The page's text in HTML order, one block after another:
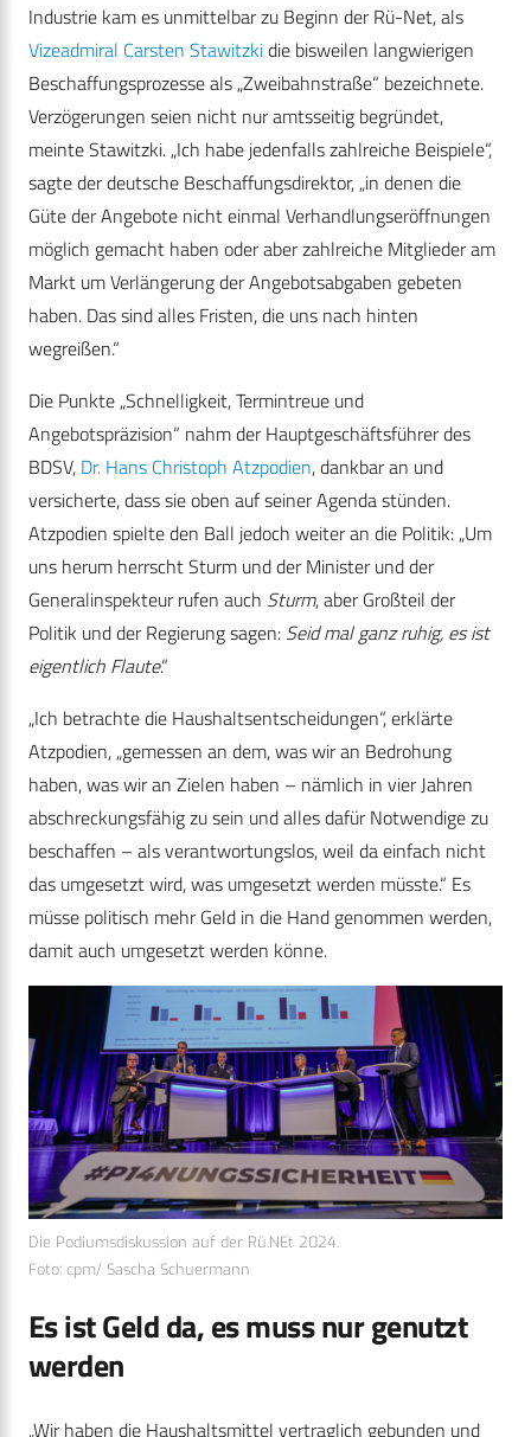
Industrie kam es unmittelbar zu Beginn der Rü-Net, als
Vizeadmiral Carsten Stawitzkidie bisweilen langwierigen
Beschaffungsprozesse als „Zweibahnstraße“ bezeichnete.
Verzögerungen seien nicht nur amtsseitig begründet,
meinte Stawitzki. „Ich habe jedenfalls zahlreiche Beispiele“,
sagte der deutsche Beschaffungsdirektor, „in denen die
Güte der Angebote nicht einmal Verhandlungseröffnungen
möglich gemacht haben oder aber zahlreiche Mitglieder am
Markt um Verlängerung der Angebotsabgaben gebeten
haben. Das sind alles Fristen, die uns nach hinten
wegreißen.“
Die Punkte „Schnelligkeit, Termintreue und
Angebotspräzision“ nahm der Hauptgeschäftsführer des
BDSV, Dr. Hans Christoph Atzpodien, dankbar an und
versicherte, dass sie oben auf seiner Agenda stünden.
Atzpodien spielte den Ball jedoch weiter an die Politik: „Um
uns herum herrscht Sturm und der Minister und der
Generalinspekteur rufen auch Sturm, aber Großteil der
Politik und der Regierung sagen: Seid mal ganz ruhig, es ist
eigentlich Flaute.“
„Ich betrachte die Haushaltsentscheidungen“, erklärte
Atzpodien, „gemessen an dem, was wir an Bedrohung
haben, was wir an Zielen haben – nämlich in vier Jahren
abschreckungsfähig zu sein und alles dafür Notwendige zu
beschaffen – als verantwortungslos, weil da einfach nicht
das umgesetzt wird, was umgesetzt werden müsste.“ Es
müsse politisch mehr Geld in die Hand genommen werden,
damit auch umgesetzt werden könne.
Die Podiumsdiskussion auf der Rü.NEt 2024.
Foto: cpm/ Sascha Schuermann
Es ist Geld da, es muss nur genutzt
werden
„Wir haben die Haushaltsmittel vertraglich gebunden und